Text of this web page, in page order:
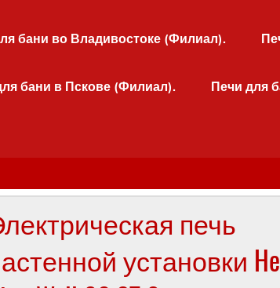
бани во Владивостоке (Филиал).
бани в Пскове (Филиал). Печи для
печь
установки